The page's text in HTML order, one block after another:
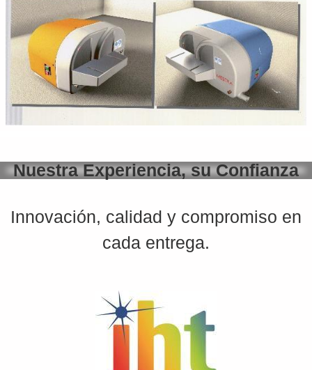
Nuestra Experiencia, su Confianza
Innovación, calidad y compromiso en
cada entrega.